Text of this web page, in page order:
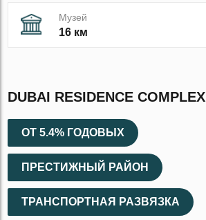
Музей
16 км
DUBAI RESIDENCE COMPLEX
ОТ 5.4% ГОДОВЫХ
ПРЕСТИЖНЫЙ РАЙОН
ТРАНСПОРТНАЯ РАЗВЯЗКА